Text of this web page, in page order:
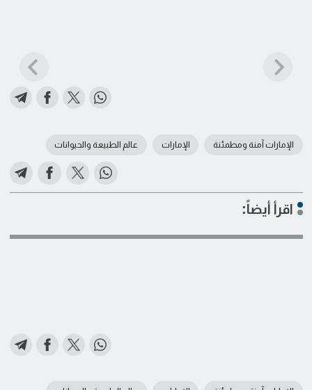
الإمارات آمنة ومطمئنة الإمارات عالم الطبيعة والحيوانات
اقرأ أيضاً: